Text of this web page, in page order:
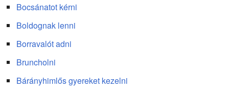
Bocsánatot kérni
Boldognak lenni
Borravalót adni
Bruncholni
Bárányhimlős gyereket kezelni